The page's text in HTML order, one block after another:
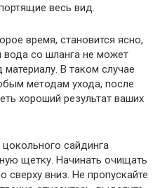
весь вид.
время, становится ясно,
вода со шланга не может
В таком случае
методам ухода, после
хороший результат ваших
сайдинга
щетку. Начинать очищать
сверху вниз. Не пропускайте